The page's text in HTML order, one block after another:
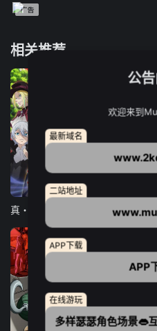
相关推荐
12集全
东京猫猫
公
欢迎来到
最新域名
二站地址
APP下载
APP
在线游玩
多样瑟瑟角色场景👄